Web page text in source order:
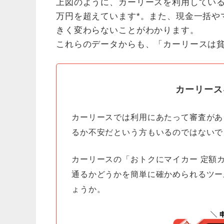
上図のように、カーリースを利用してい
万円を超えています*。また、現金一括
きく変わらないことがわかります。
これらのデータからも、「カーリースは
カーリー
カーリースでは利用にあたって審査が
るか不安だという方もいるのではない
カーリースの「おトクにマイカー 定額
通るかどうかを簡単に確かめられるツ
ょうか。